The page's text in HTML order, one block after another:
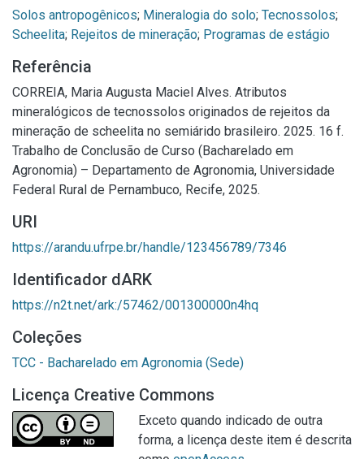
Solos antropogênicos; Mineralogia do solo; Tecnossolos;
Scheelita; Rejeitos de mineração; Programas de estágio
Referência
CORREIA, Maria Augusta Maciel Alves. Atributos
mineralógicos de tecnossolos originados de rejeitos da
mineração de scheelita no semiárido brasileiro. 2025. 16 f.
Trabalho de Conclusão de Curso (Bacharelado em
Agronomia) – Departamento de Agronomia, Universidade
Federal Rural de Pernambuco, Recife, 2025.
URI
https://arandu.ufrpe.br/handle/123456789/7346
Identificador dARK
https://n2t.net/ark:/57462/001300000n4hq
Coleções
TCC - Bacharelado em Agronomia (Sede)
Licença Creative Commons
Exceto quando indicado de outra
forma, a licença deste item é descrita